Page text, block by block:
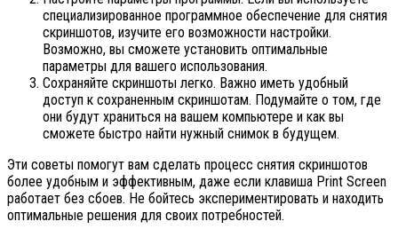
специализированное программное обеспечение для снятия
скриншотов, изучите его возможности настройки.
Возможно, вы сможете установить оптимальные
параметры для вашего использования.
Сохраняйте скриншоты легко. Важно иметь удобный
доступ к сохраненным скриншотам. Подумайте о том, где
они будут храниться на вашем компьютере и как вы
сможете быстро найти нужный снимок в будущем.
Эти советы помогут вам сделать процесс снятия скриншотов
более удобным и эффективным, даже если клавиша Print Screen
работает без сбоев. Не бойтесь экспериментировать и находить
оптимальные решения для своих потребностей.